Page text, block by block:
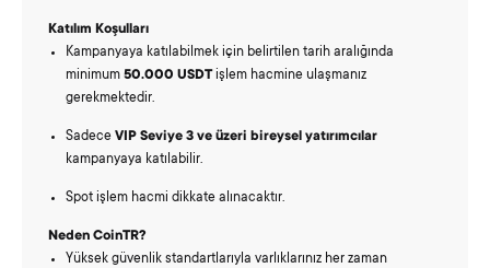
Katılım Koşulları
Kampanyaya katılabilmek için belirtilen tarih aralığında
minimum 50.000 USDTişlem hacmine ulaşmanız
gerekmektedir.
Sadece VIP Seviye 3 ve üzeri bireysel yatırımcılar
kampanyaya katılabilir.
Spot işlem hacmi dikkate alınacaktır.
Neden CoinTR?
Yüksek güvenlik standartlarıyla varlıklarınız her zaman